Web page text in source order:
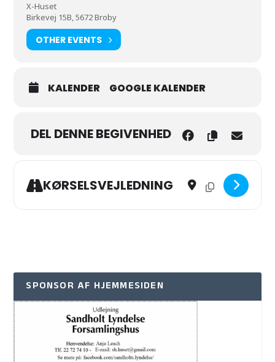
X-Huset
Birkevej 15B, 5672 Broby
OTHER EVENTS
KALENDER GOOGLE KALENDER
DEL DENNE BEGIVENHED
KØRSELSVEJLEDNING Address - Tryg og glad
Destination
SPONSOR AF HJEMMESIDEN